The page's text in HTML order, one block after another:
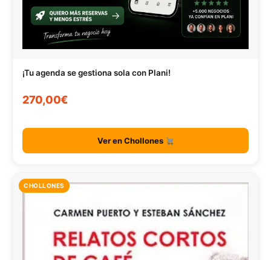
¡Tu agenda se gestiona sola con Plani!
270,00€
Ver en Chollones
CHOLLONES